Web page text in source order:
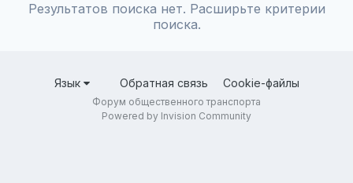
Результатов поиска нет. Расширьте критерии
поиска.
Язык Обратная связь Cookie-файлы
Форум общественного транспорта
Powered by Invision Community